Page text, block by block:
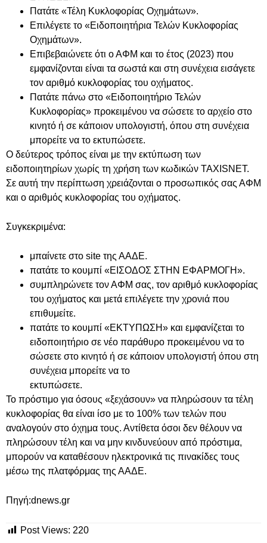
Πατάτε «Τέλη Κυκλοφορίας Οχημάτων».
Επιλέγετε το «Ειδοποιητήρια Τελών Κυκλοφορίας
Οχημάτων».
Επιβεβαιώνετε ότι ο ΑΦΜ και το έτος (2023) που
εμφανίζονται είναι τα σωστά και στη συνέχεια εισάγετε
τον αριθμό κυκλοφορίας του οχήματος.
Πατάτε πάνω στο «Ειδοποιητήριο Τελών
Κυκλοφορίας» προκειμένου να σώσετε το αρχείο στο
κινητό ή σε κάποιον υπολογιστή, όπου στη συνέχεια
μπορείτε να το εκτυπώσετε.
Ο δεύτερος τρόπος είναι με την εκτύπωση των
ειδοποιητηρίων χωρίς τη χρήση των κωδικών TAXISNET.
Σε αυτή την περίπτωση χρειάζονται ο προσωπικός σας ΑΦΜ
και ο αριθμός κυκλοφορίας του οχήματος.
Συγκεκριμένα:
μπαίνετε στο site της ΑΑΔΕ.
πατάτε το κουμπί «ΕΙΣΟΔΟΣ ΣΤΗΝ ΕΦΑΡΜΟΓΗ».
συμπληρώνετε τον ΑΦΜ σας, τον αριθμό κυκλοφορίας
του οχήματος και μετά επιλέγετε την χρονιά που
επιθυμείτε.
πατάτε το κουμπί «ΕΚΤΥΠΩΣΗ» και εμφανίζεται το
ειδοποιητήριο σε νέο παράθυρο προκειμένου να το
σώσετε στο κινητό ή σε κάποιον υπολογιστή όπου στη
συνέχεια μπορείτε να το
εκτυπώσετε.
Το πρόστιμο για όσους «ξεχάσουν» να πληρώσουν τα τέλη
κυκλοφορίας θα είναι ίσο με το 100% των τελών που
αναλογούν στο όχημα τους. Αντίθετα όσοι δεν θέλουν να
πληρώσουν τέλη και να μην κινδυνεύουν από πρόστιμα,
μπορούν να καταθέσουν ηλεκτρονικά τις πινακίδες τους
μέσω της πλατφόρμας της ΑΑΔΕ.
Πηγή:dnews.gr
Post Views: 220